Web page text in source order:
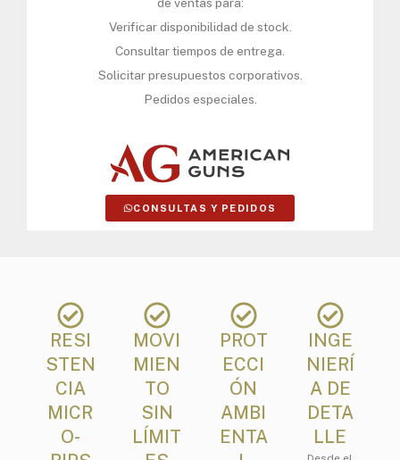
Verificar disponibilidad de stock.
Consultar tiempos de entrega.
Solicitar presupuestos corporativos.
Pedidos especiales.
CONSULTAS Y PEDIDOS
RESI
STEN
CIA
MICR
O-
MOVI
MIEN
TO
SIN
LÍMIT
PROT
ECCI
ÓN
AMBI
ENTA
INGE
NIERÍ
A DE
DETA
LLE